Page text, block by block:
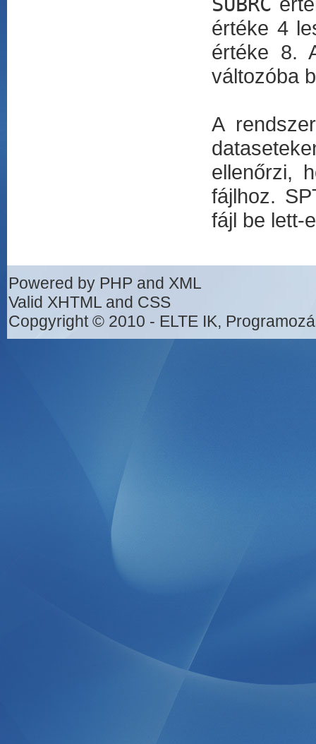
értéke 4
értéke 8.
változóba
A
ellenőrzi,
fájlhoz.
fájl be lett-
Powered by PHP and XML
Valid XHTML and CSS
Copgyright © 2010 - ELTE IK,